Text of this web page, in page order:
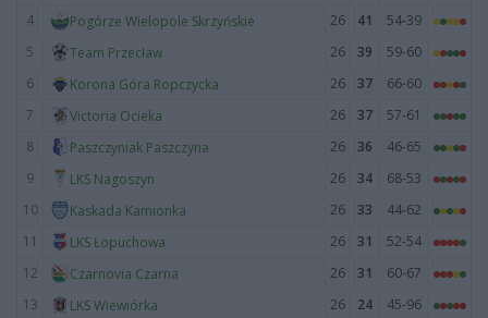
4
Pogórze Wielopole Skrzyńskie 26 41
54-39
5
Team Przecław 26 39
59-60
6
Korona Góra Ropczycka 26 37
66-60
7
Victoria Ocieka 26 37
57-61
8
Paszczyniak Paszczyna 26 36
46-65
9
LKS Nagoszyn 26 34
68-53
10
Kaskada Kamionka 26 33
44-62
11
LKS Łopuchowa 26 31
52-54
12
Czarnovia Czarna 26 31
60-67
13
LKS Wiewiórka 26 24
45-96